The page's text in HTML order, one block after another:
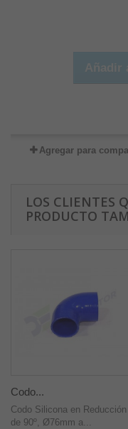
Agregar para
LOS CLIENTES
PRODUCTO
Codo...
Codo Silicona en Reducción
de 90º, Ø76mm a...